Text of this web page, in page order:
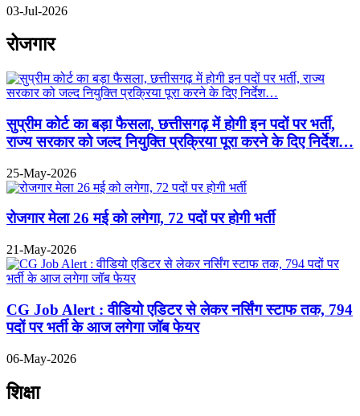
03-Jul-2026
रोजगार
सुप्रीम कोर्ट का बड़ा फैसला, छत्तीसगढ़ में होगी इन पदों पर भर्ती,
राज्य सरकार को जल्द नियुक्ति प्रक्रिया पूरा करने के दिए निर्देश…
25-May-2026
रोजगार मेला 26 मई को लगेगा, 72 पदों पर होगी भर्ती
21-May-2026
CG Job Alert : वीडियो एडिटर से लेकर नर्सिंग स्टाफ तक, 794
पदों पर भर्ती के आज लगेगा जॉब फेयर
06-May-2026
शिक्षा